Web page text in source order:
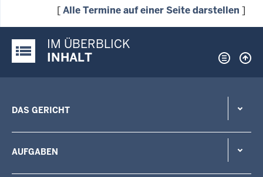
[Alle Termine auf einer Seite darstellen ]
Justiz-Portal im Überblick:
IM ÜBERBLICK
INHALT
DAS GERICHT
AUFGABEN